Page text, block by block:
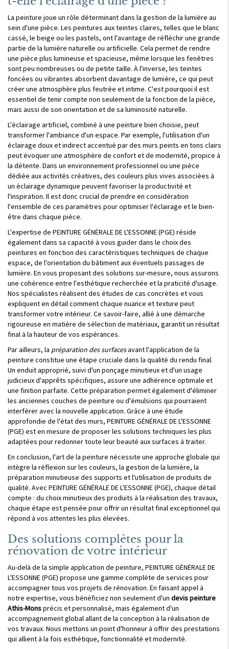
La peinture joue un rôle déterminant dans la gestion de la lumière au
sein d'une pièce. Les peintures aux teintes claires, telles que le blanc
cassé, le beige ou les pastels, ont l'avantage de réfléchir une grande
partie de la lumière naturelle ou artificielle. Cela permet de rendre
une pièce plus lumineuse et spacieuse, même lorsque les fenêtres
sont peu nombreuses ou de petite taille. À l'inverse, les teintes
foncées ou vibrantes absorbent davantage de lumière, ce qui peut
créer une atmosphère plus feutrée et intime. C'est pourquoi il est
essentiel de tenir compte non seulement de la fonction de la pièce,
mais aussi de son orientation et de sa luminosité naturelle.
L'éclairage artificiel, combiné à une peinture bien choisie, peut
transformer l'ambiance d'un espace. Par exemple, l'utilisation d'un
éclairage doux et indirect accentué par des murs peints en tons clairs
peut évoquer une atmosphère de confort et de modernité, propice à
la détente. Dans un environnement professionnel ou une pièce
dédiée aux activités créatives, des couleurs plus vives associées à
un éclairage dynamique peuvent favoriser la productivité et
l'inspiration. Il est donc crucial de prendre en considération
l'ensemble de ces paramètres pour optimiser l'éclairage et le bien-
être dans chaque pièce.
L'expertise de PEINTURE GÉNÉRALE DE L'ESSONNE (PGE) réside
également dans sa capacité à vous guider dans le choix des
peintures en fonction des caractéristiques techniques de chaque
espace, de l'orientation du bâtiment aux éventuels passages de
lumière. En vous proposant des solutions sur-mesure, nous assurons
une cohérence entre l'esthétique recherchée et la praticité d'usage.
Nos spécialistes réalisent des études de cas concrètes et vous
expliquent en détail comment chaque nuance et texture peut
transformer votre intérieur. Ce savoir-faire, allié à une démarche
rigoureuse en matière de sélection de matériaux, garantit un résultat
final à la hauteur de vos espérances.
Par ailleurs, la préparation des surfacesavant l'application de la
peinture constitue une étape cruciale dans la qualité du rendu final.
Un enduit approprié, suivi d'un ponçage minutieux et d'un usage
judicieux d'apprêts spécifiques, assure une adhérence optimale et
une finition parfaite. Cette préparation permet également d'éliminer
les anciennes couches de peinture ou d'émulsions qui pourraient
interférer avec la nouvelle application. Grâce à une étude
approfondie de l'état des murs, PEINTURE GÉNÉRALE DE L'ESSONNE
(PGE) est en mesure de proposer les solutions techniques les plus
adaptées pour redonner toute leur beauté aux surfaces à traiter.
En conclusion, l'art de la peinture nécessite une approche globale qui
intègre la réflexion sur les couleurs, la gestion de la lumière, la
préparation minutieuse des supports et l'utilisation de produits de
qualité. Avec PEINTURE GÉNÉRALE DE L'ESSONNE (PGE), chaque détail
compte : du choix minutieux des produits à la réalisation des travaux,
chaque étape est pensée pour offrir un résultat final exceptionnel qui
répond à vos attentes les plus élevées.
Des solutions complètes pour la
rénovation de votre intérieur
Au-delà de la simple application de peinture, PEINTURE GÉNÉRALE DE
L'ESSONNE (PGE) propose une gamme complète de services pour
accompagner tous vos projets de rénovation. En faisant appel à
notre expertise, vous bénéficiez non seulement d'un devis peinture
Athis-Monsprécis et personnalisé, mais également d'un
accompagnement global allant de la conception à la réalisation de
vos travaux. Nous mettons un point d'honneur à offrir des prestations
qui allient à la fois esthétique, fonctionnalité et modernité.